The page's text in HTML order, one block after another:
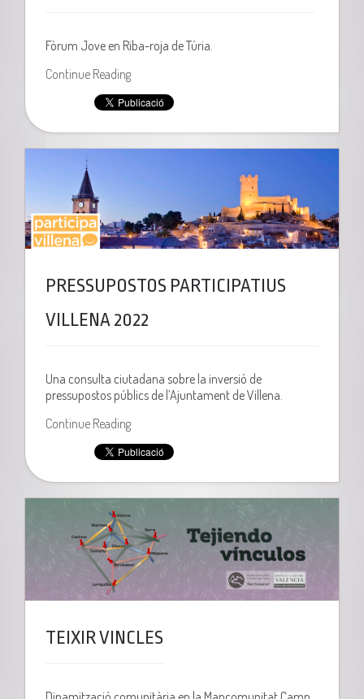
Fòrum Jove en Riba-roja de Túria.
Continue Reading
PRESSUPOSTOS PARTICIPATIUS
VILLENA 2022
Una consulta ciutadana sobre la inversió de
pressupostos públics de l’Ajuntament de Villena.
Continue Reading
TEIXIR VINCLES